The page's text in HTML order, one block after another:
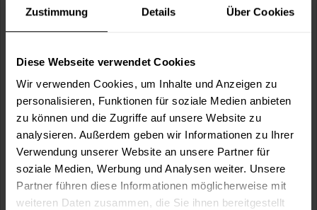
Zustimmung Details Über Cookies
Diese Webseite verwendet Cookies
Wir verwenden Cookies, um Inhalte und Anzeigen zu
personalisieren, Funktionen für soziale Medien anbieten
zu können und die Zugriffe auf unsere Website zu
analysieren. Außerdem geben wir Informationen zu Ihrer
Verwendung unserer Website an unsere Partner für
soziale Medien, Werbung und Analysen weiter. Unsere
Partner führen diese Informationen möglicherweise mit
weiteren Daten zusammen, die Sie ihnen bereitgestellt
In denWarenkorb
Merken Fragen zum Artikel?
Artikel-Nr.: CM0017HELLGRAU
Sie möchten eine größere Menge kaufen
und wünschen ein Angebot?